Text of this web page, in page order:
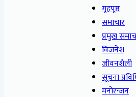
गृहपृष्ठ
समाचार
प्रमुख
विजनेश
जीवनशैली
सूचना
मनोरन्जन